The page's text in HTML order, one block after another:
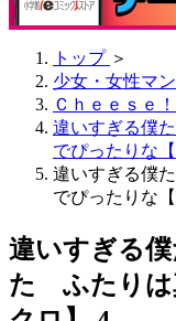
トップ ＞
少女・女性マ
Ｃｈｅｅｓｅ！
違いすぎる僕
でぴったりな【
違いすぎる僕
でぴったりな
違いすぎる
た ふたりは